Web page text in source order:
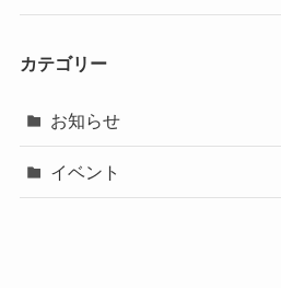
カテゴリー
お知らせ
イベント